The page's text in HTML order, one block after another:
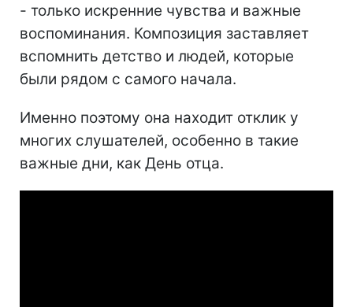
- только искренние чувства и важные
воспоминания. Композиция заставляет
вспомнить детство и людей, которые
были рядом с самого начала.
Именно поэтому она находит отклик у
многих слушателей, особенно в такие
важные дни, как День отца.